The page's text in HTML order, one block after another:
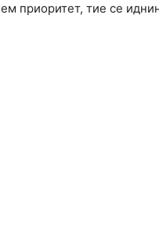
приоритет, тие се